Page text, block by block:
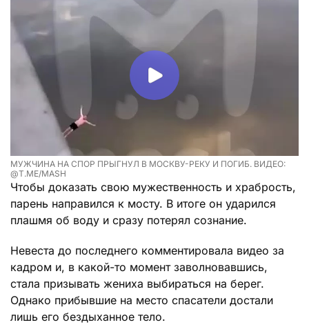
МУЖЧИНА НА СПОР ПРЫГНУЛ В МОСКВУ-РЕКУ И ПОГИБ. ВИДЕО:
@T.ME/MASH
Чтобы доказать свою мужественность и храбрость,
парень направился к мосту. В итоге он ударился
плашмя об воду и сразу потерял сознание.
Невеста до последнего комментировала видео за
кадром и, в какой-то момент заволновавшись,
стала призывать жениха выбираться на берег.
Однако прибывшие на место спасатели достали
лишь его бездыханное тело.